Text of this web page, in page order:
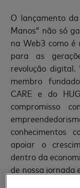
O lançamento
Manos” não só
na Web3 como é
para as
revolução digital.
membro
CARE e do
compromisso
conhecimentos
apoiar o
dentro da
de nossa jornada